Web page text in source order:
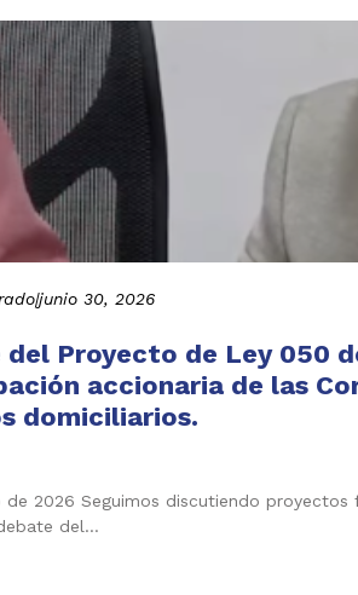
|junio 30, 2026
del Proyecto de Ley 050
accionaria de las
domiciliarios.
de 2026 Seguimos discutiendo
del…